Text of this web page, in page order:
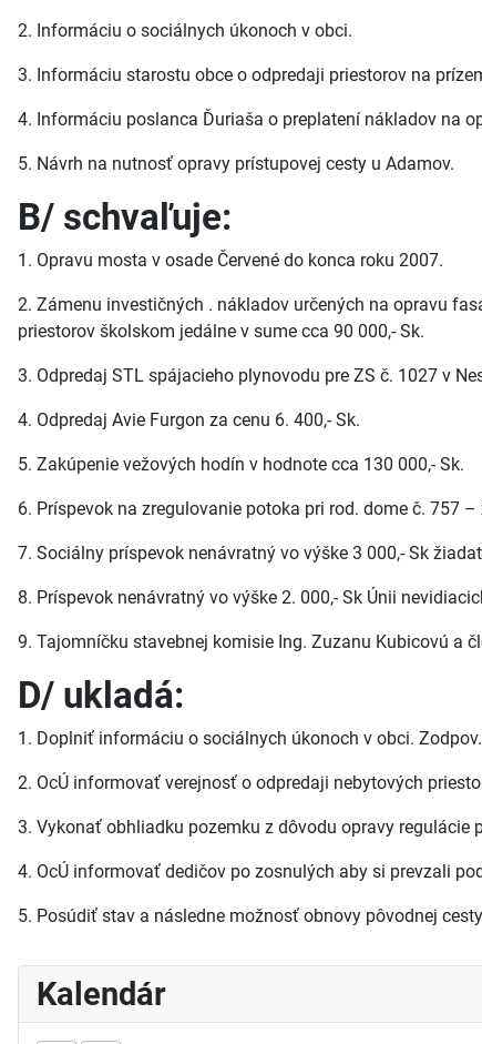
2. Informáciu o sociálnych úkonoch v obci.
3. Informáciu starostu obce o odpredaji priestorov na
4. Informáciu poslanca Ďuriaša o preplatení nákladov na
5. Návrh na nutnosť opravy prístupovej cesty u Adamov.
B/ schvaľuje:
1. Opravu mosta v osade Červené do konca roku 2007.
2. Zámenu investičných . nákladov určených na opravu
priestorov školskom jedálne v sume cca 90 000,- Sk.
3. Odpredaj STL spájacieho plynovodu pre ZS č. 1027 v
4. Odpredaj Avie Furgon za cenu 6. 400,- Sk.
5. Zakúpenie vežových hodín v hodnote cca 130 000,- Sk.
6. Príspevok na zregulovanie potoka pri rod. dome č. 757
7. Sociálny príspevok nenávratný vo výške 3 000,- Sk
8. Príspevok nenávratný vo výške 2. 000,- Sk Únii
9. Tajomníčku stavebnej komisie Ing. Zuzanu Kubicovú a
D/ ukladá:
1. Doplniť informáciu o sociálnych úkonoch v obci.
2. OcÚ informovať verejnosť o odpredaji nebytových
3. Vykonať obhliadku pozemku z dôvodu opravy
4. OcÚ informovať dedičov po zosnulých aby si prevzali
5. Posúdiť stav a následne možnosť obnovy pôvodnej
Kalendár